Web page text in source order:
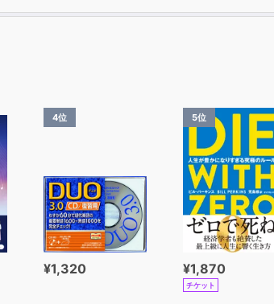
4位
¥1,320
5位
¥1,870
チケット